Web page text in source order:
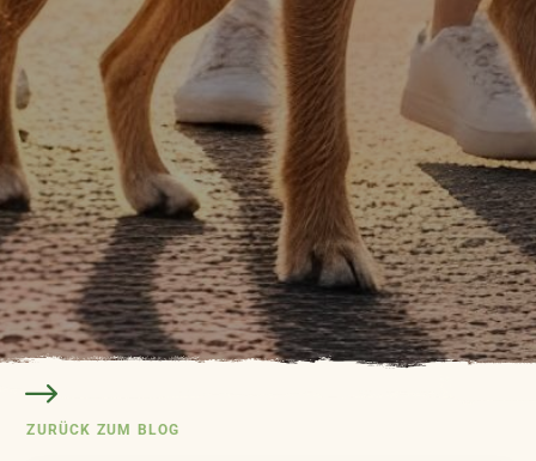
ZURÜCK ZUM BLOG